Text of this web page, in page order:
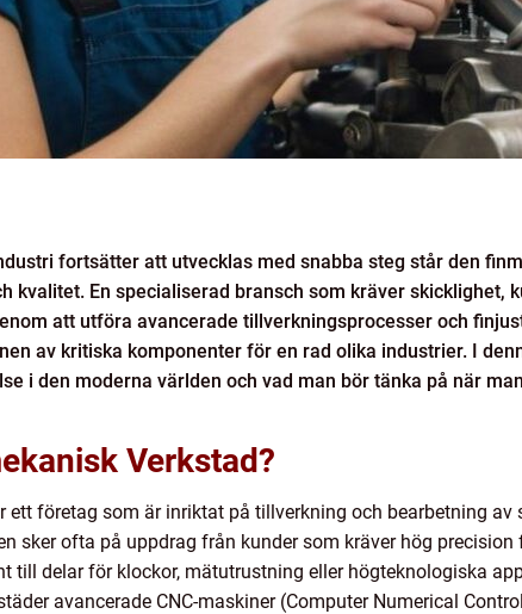
fortsätter att utvecklas med snabba steg står den
kvalitet. En specialiserad bransch som kräver skicklighet,
att utföra avancerade tillverkningsprocesser och
av kritiska komponenter för en rad olika industrier. I
i den moderna världen och vad man bör tänka på när
Verkstad?
ett företag som är inriktat på tillverkning och bearbetning
sker ofta på uppdrag från kunder som kräver hög
till delar för klockor, mätutrustning eller högteknologiska
avancerade CNC-maskiner (Computer Numerical